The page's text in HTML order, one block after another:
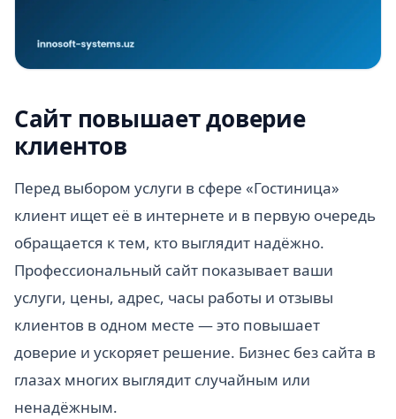
Сайт повышает доверие
клиентов
Перед выбором услуги в сфере «Гостиница»
клиент ищет её в интернете и в первую очередь
обращается к тем, кто выглядит надёжно.
Профессиональный сайт показывает ваши
услуги, цены, адрес, часы работы и отзывы
клиентов в одном месте — это повышает
доверие и ускоряет решение. Бизнес без сайта в
глазах многих выглядит случайным или
ненадёжным.